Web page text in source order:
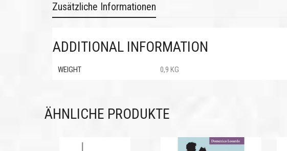
Zusätzliche Informationen
ADDITIONAL INFORMATION
WEIGHT 0,9 KG
ÄHNLICHE PRODUKTE